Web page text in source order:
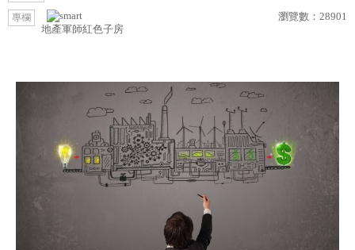
專欄
地產軍師紅色子房
瀏覽數： 28901